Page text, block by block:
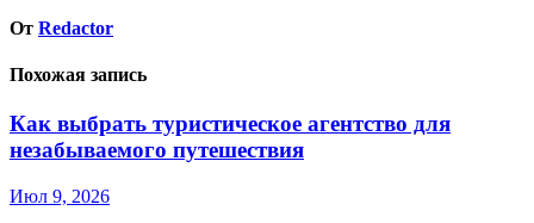
От Redactor
Похожая запись
Как выбрать туристическое агентство для
незабываемого путешествия
Июл 9, 2026